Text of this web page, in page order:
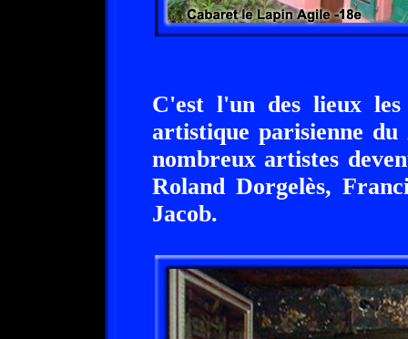
C'est l'un des lieux
artistique parisienne
nombreux artistes
Roland Dorgelès,
Jacob.